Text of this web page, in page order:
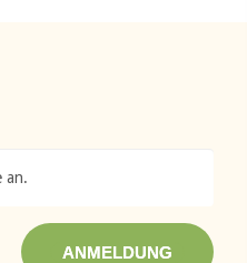
ANMELDUNG